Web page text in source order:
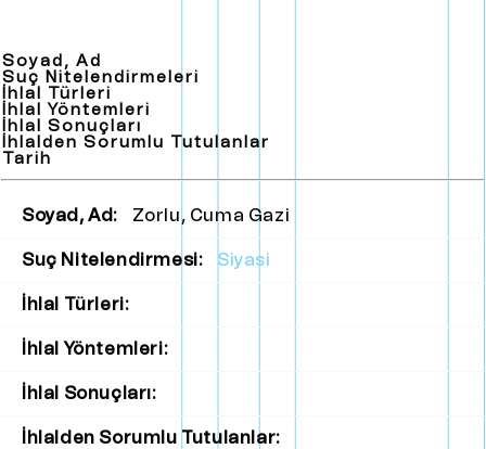
Soyad, Ad
Suç Nitelendirmeleri
İhlal Türleri
İhlal Yöntemleri
İhlal Sonuçları
İhlalden Sorumlu Tutulanlar
Tarih
Soyad, Ad: Zorlu, Cuma Gazi
Suç Nitelendirmesi: Siyasi
İhlal Türleri:
İhlal Yöntemleri:
İhlal Sonuçları:
İhlalden Sorumlu Tutulanlar: